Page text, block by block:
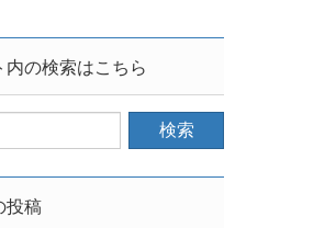
内の検索はこちら
投稿